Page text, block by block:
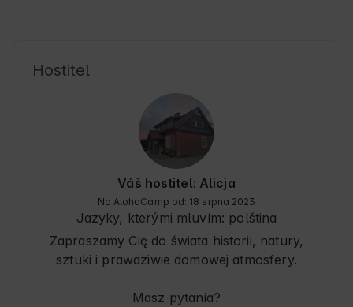
Hostitel
Váš hostitel: Alicja
Na AlohaCamp od: 18 srpna 2023
Jazyky, kterými mluvím: polština
Zapraszamy Cię do świata historii, natury,
sztuki i prawdziwie domowej atmosfery.
Masz pytania?